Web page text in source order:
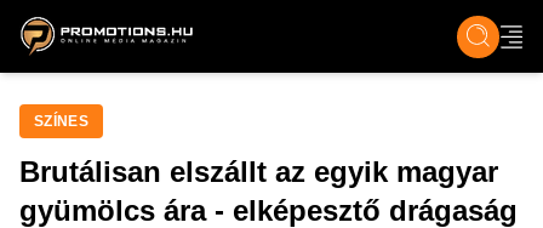
ZENE, FILM & KULT ÉLET TECH &
SZÍNES
Brutálisan elszállt az egyik magyar
gyümölcs ára - elképesztő drágaság